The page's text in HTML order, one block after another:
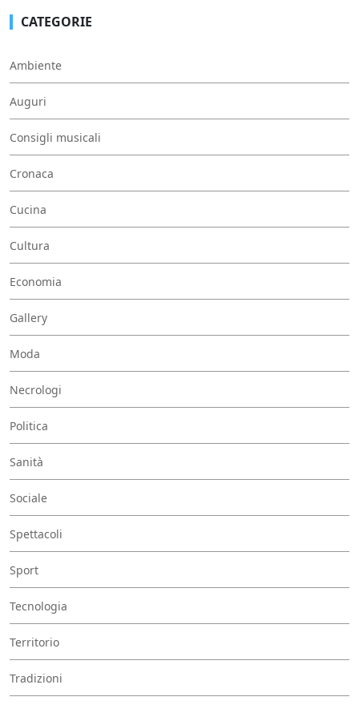
CATEGORIE
Ambiente
Auguri
Consigli musicali
Cronaca
Cucina
Cultura
Economia
Gallery
Moda
Necrologi
Politica
Sanità
Sociale
Spettacoli
Sport
Tecnologia
Territorio
Tradizioni